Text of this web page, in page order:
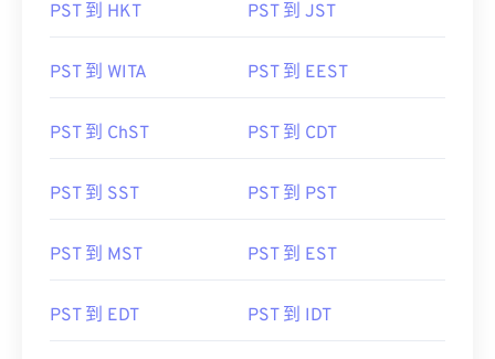
PST 到 HKT PST 到 JST
PST 到 WITA PST 到 EEST
PST 到 ChST PST 到 CDT
PST 到 SST PST 到 PST
PST 到 MST PST 到 EST
PST 到 EDT PST 到 IDT